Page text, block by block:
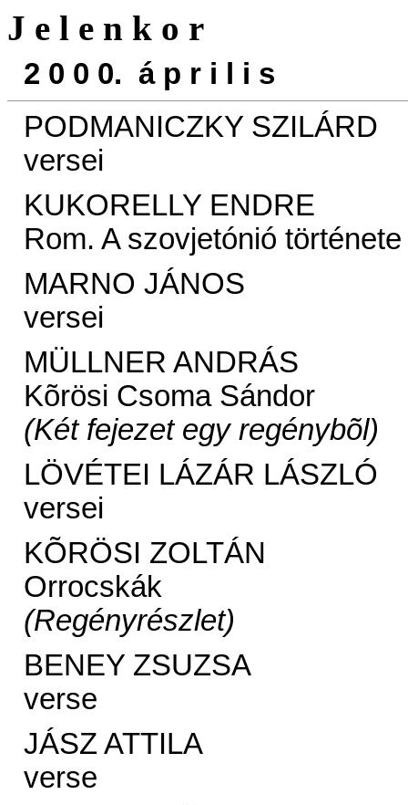
J e l e n k o r
2 0 0 0. á p r i l i s
PODMANICZKY SZILÁRD
versei
KUKORELLY ENDRE
Rom. A szovjetónió története
MARNO JÁNOS
versei
MÜLLNER ANDRÁS
Kõrösi Csoma Sándor
(Két fejezet egy regénybõl)
LÖVÉTEI LÁZÁR LÁSZLÓ
versei
KÕRÖSI ZOLTÁN
Orrocskák
(Regényrészlet)
BENEY ZSUZSA
verse
JÁSZ ATTILA
verse